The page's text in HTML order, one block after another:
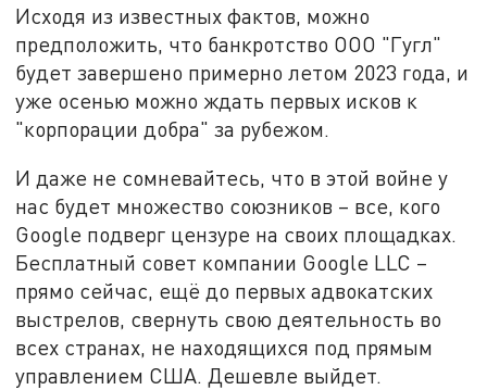
Исходя из известных фактов, можно
предположить, что банкротство ООО "Гугл"
будет завершено примерно летом 2023 года, и
уже осенью можно ждать первых исков к
"корпорации добра" за рубежом.
И даже не сомневайтесь, что в этой войне у
нас будет множество союзников – все, кого
Google подверг цензуре на своих площадках.
Бесплатный совет компании Google LLC –
прямо сейчас, ещё до первых адвокатских
выстрелов, свернуть свою деятельность во
всех странах, не находящихся под прямым
управлением США. Дешевле выйдет.